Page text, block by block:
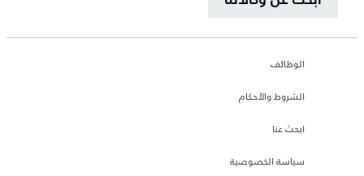
الوظائف
الشروط والأحكام
ابحث عنا
سياسة الخصوصية